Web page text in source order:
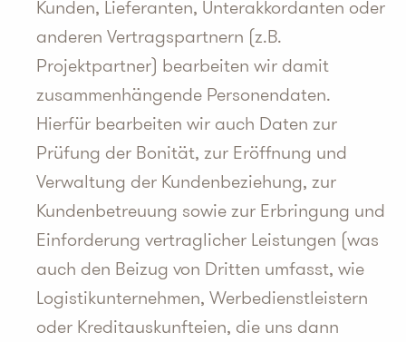
Kunden, Lieferanten, Unterakkordanten oder
anderen Vertragspartnern (z.B.
Projektpartner) bearbeiten wir damit
zusammenhängende Personendaten.
Hierfür bearbeiten wir auch Daten zur
Prüfung der Bonität, zur Eröffnung und
Verwaltung der Kundenbeziehung, zur
Kundenbetreuung sowie zur Erbringung und
Einforderung vertraglicher Leistungen (was
auch den Beizug von Dritten umfasst, wie
Logistikunternehmen, Werbedienstleistern
oder Kreditauskunfteien, die uns dann